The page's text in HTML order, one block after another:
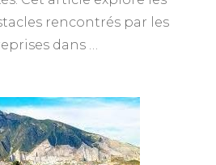
rencontrés par les
dans …